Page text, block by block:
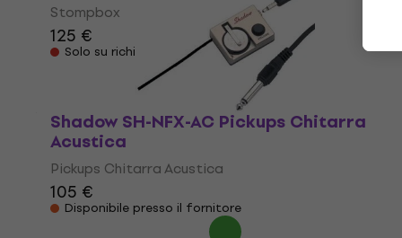
Stompbox
125 €
Solo su richiesta
Shadow SH-NFX-AC Pickups Chitarra
Acustica
Pickups Chitarra Acustica
105 €
Disponibile presso il fornitore